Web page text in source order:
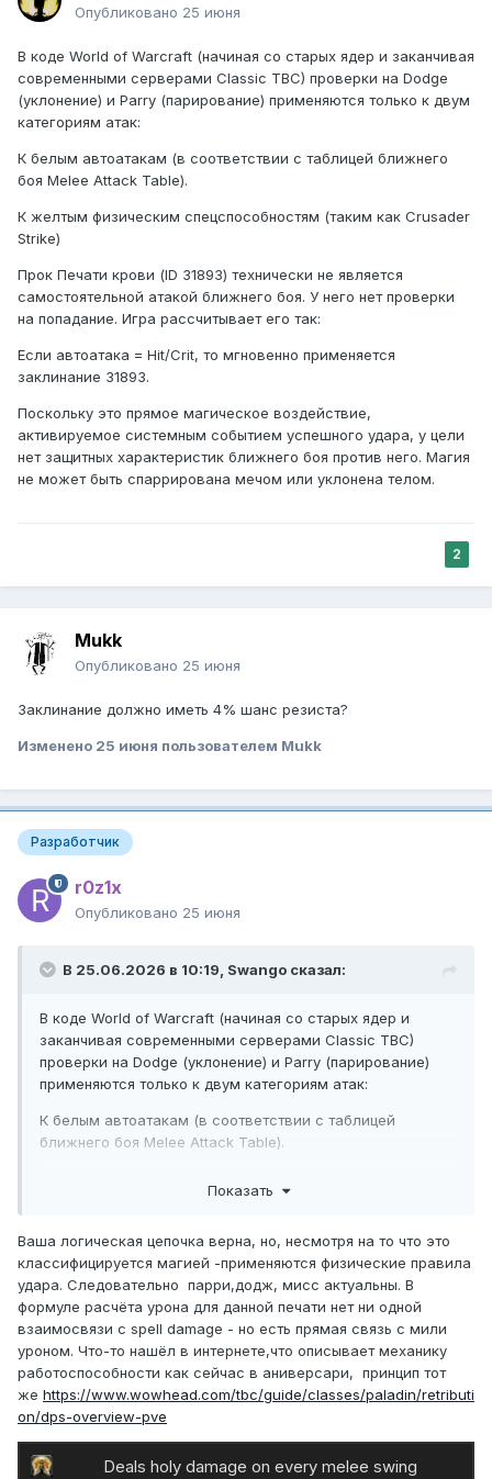
Опубликовано 25 июня
В коде World of Warcraft (начиная со старых ядер и заканчивая
современными серверами Classic TBC) проверки на Dodge
(уклонение) и Parry (парирование) применяются только к двум
категориям атак:
К белым автоатакам (в соответствии с таблицей ближнего
боя Melee Attack Table).
К желтым физическим спецспособностям (таким как Crusader
Strike)
Прок Печати крови (ID 31893) технически не является
самостоятельной атакой ближнего боя. У него нет проверки
на попадание. Игра рассчитывает его так:
Если автоатака = Hit/Crit, то мгновенно применяется
заклинание 31893.
Поскольку это прямое магическое воздействие,
активируемое системным событием успешного удара, у цели
нет защитных характеристик ближнего боя против него. Магия
не может быть спаррирована мечом или уклонена телом.
2
Mukk
Опубликовано 25 июня
Заклинание должно иметь 4% шанс резиста?
Изменено 25 июня пользователем Mukk
Разработчик
r0z1x
Опубликовано 25 июня
В 25.06.2026 в 10:19, Swango сказал:
В коде World of Warcraft (начиная со старых ядер и
заканчивая современными серверами Classic TBC)
проверки на Dodge (уклонение) и Parry (парирование)
применяются только к двум категориям атак:
К белым автоатакам (в соответствии с таблицей
ближнего боя Melee Attack Table).
Прок Печати крови (ID 31893) технически не является
самостоятельной атакой ближнего боя. У него нет
проверки на попадание. Игра рассчитывает его так:
Если автоатака = Hit/Crit, то мгновенно применяется
заклинание 31893.
Поскольку это прямое магическое воздействие,
активируемое системным событием успешного удара, у
цели нет защитных характеристик ближнего боя против
него. Магия не может быть спаррирована мечом или
уклонена телом.
Показать
Ваша логическая цепочка верна, но, несмотря на то что это
классифицируется магией -применяются физические правила
удара. Следовательно парри,додж, мисс актуальны. В
формуле расчёта урона для данной печати нет ни одной
взаимосвязи с spell damage - но есть прямая связь с мили
уроном. Что-то нашёл в интернете,что описывает механику
работоспособности как сейчас в аниверсари, принцип тот
же https://www.wowhead.com/tbc/guide/classes/paladin/retributi
on/dps-overview-pve
Deals holy damage on every melee swing